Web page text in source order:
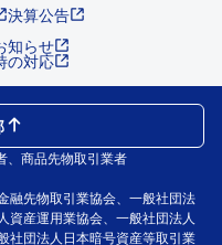
決算公告
知らせ
の対応
、商品先物取引業者
融先物取引業協会、一般社団法
資産運用業協会、一般社団法人
社団法人日本暗号資産等取引業